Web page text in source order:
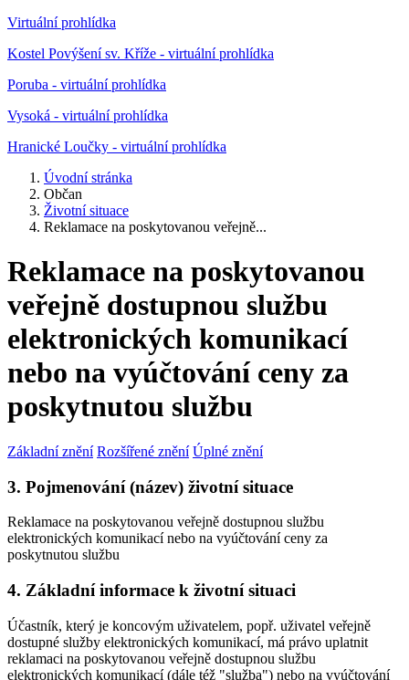
Virtuální prohlídka
Kostel Povýšení sv. Kříže - virtuální prohlídka
Poruba - virtuální prohlídka
Vysoká - virtuální prohlídka
Hranické Loučky - virtuální prohlídka
Úvodní stránka
Občan
Životní situace
Reklamace na poskytovanou veřejně...
Reklamace na poskytovanou
veřejně dostupnou službu
elektronických komunikací
nebo na vyúčtování ceny za
poskytnutou službu
Základní znění Rozšířené znění Úplné znění
3. Pojmenování (název) životní situace
Reklamace na poskytovanou veřejně dostupnou službu
elektronických komunikací nebo na vyúčtování ceny za
poskytnutou službu
4. Základní informace k životní situaci
Účastník, který je koncovým uživatelem, popř. uživatel veřejně
dostupné služby elektronických komunikací, má právo uplatnit
reklamaci na poskytovanou veřejně dostupnou službu
elektronických komunikací (dále též "služba") nebo na vyúčtování